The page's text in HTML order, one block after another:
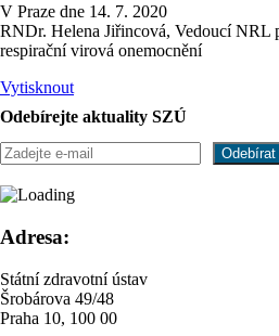
V Praze dne 14. 7. 2020
RNDr. Helena Jiřincová, Vedoucí NRL
respirační virová onemocnění
Vytisknout
Odebírejte aktuality SZÚ
Adresa:
Státní zdravotní ústav
Šrobárova 49/48
Praha 10, 100 00